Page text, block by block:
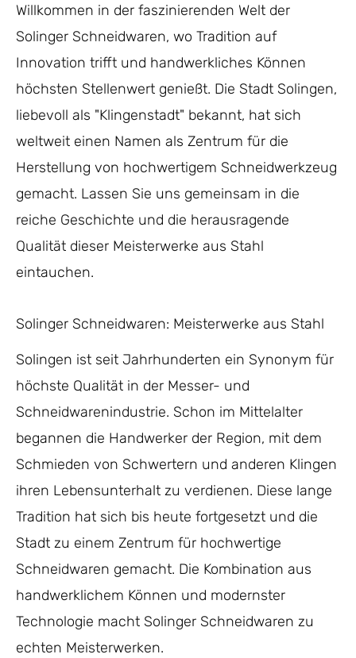
Willkommen in der faszinierenden Welt der
Solinger Schneidwaren, wo Tradition auf
Innovation trifft und handwerkliches Können
höchsten Stellenwert genießt. Die Stadt Solingen,
liebevoll als "Klingenstadt" bekannt, hat sich
weltweit einen Namen als Zentrum für die
Herstellung von hochwertigem Schneidwerkzeug
gemacht. Lassen Sie uns gemeinsam in die
reiche Geschichte und die herausragende
Qualität dieser Meisterwerke aus Stahl
eintauchen.
Solinger Schneidwaren: Meisterwerke aus Stahl
Solingen ist seit Jahrhunderten ein Synonym für
höchste Qualität in der Messer- und
Schneidwarenindustrie. Schon im Mittelalter
begannen die Handwerker der Region, mit dem
Schmieden von Schwertern und anderen Klingen
ihren Lebensunterhalt zu verdienen. Diese lange
Tradition hat sich bis heute fortgesetzt und die
Stadt zu einem Zentrum für hochwertige
Schneidwaren gemacht. Die Kombination aus
handwerklichem Können und modernster
Technologie macht Solinger Schneidwaren zu
echten Meisterwerken.